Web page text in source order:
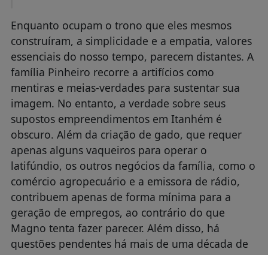
Enquanto ocupam o trono que eles mesmos
construíram, a simplicidade e a empatia, valores
essenciais do nosso tempo, parecem distantes. A
família Pinheiro recorre a artifícios como
mentiras e meias-verdades para sustentar sua
imagem. No entanto, a verdade sobre seus
supostos empreendimentos em Itanhém é
obscuro. Além da criação de gado, que requer
apenas alguns vaqueiros para operar o
latifúndio, os outros negócios da família, como o
comércio agropecuário e a emissora de rádio,
contribuem apenas de forma mínima para a
geração de empregos, ao contrário do que
Magno tenta fazer parecer. Além disso, há
questões pendentes há mais de uma década de